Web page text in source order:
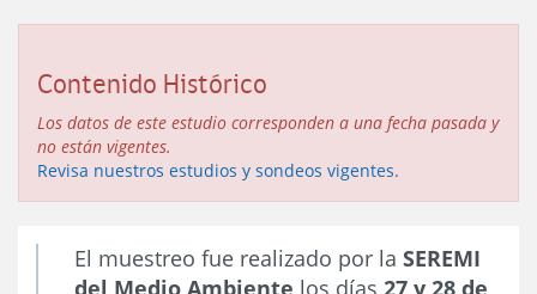
Contenido Histórico
Los datos de este estudio corresponden a una fecha pasada y
no están vigentes.
Revisa nuestros estudios y sondeos vigentes.
El muestreo fue realizado por la SEREMI
del Medio Ambiente los días 27 y 28 de